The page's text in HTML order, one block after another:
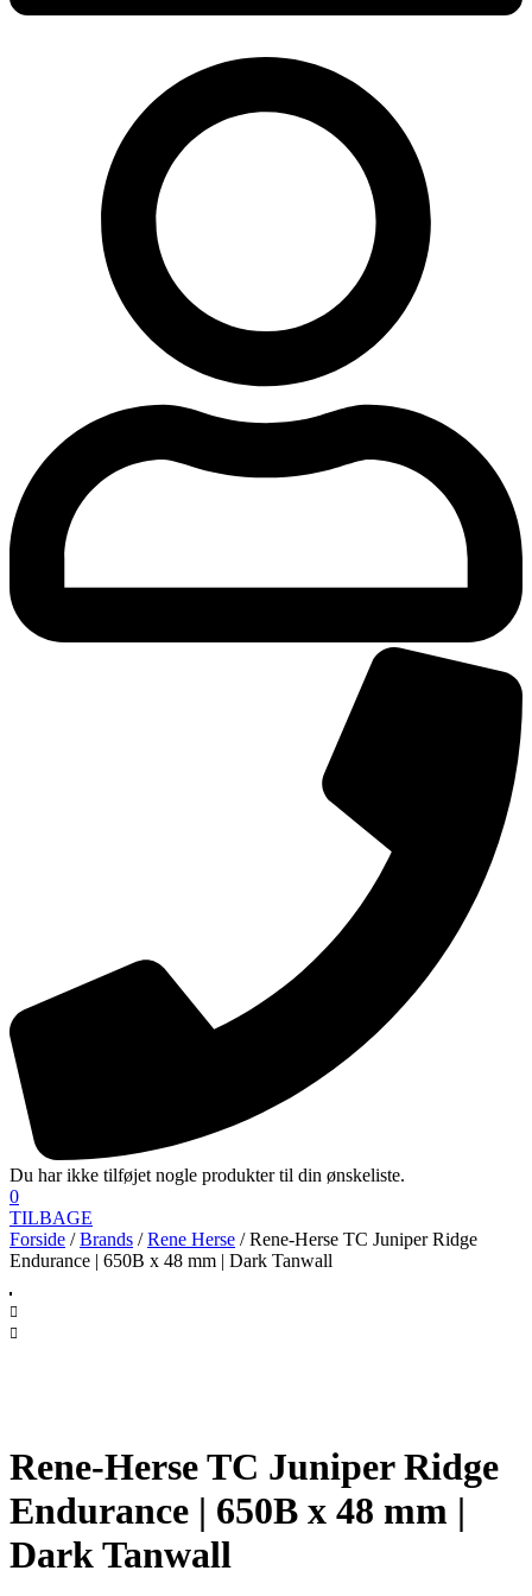
Du har ikke tilføjet nogle produkter til din ønskeliste.
0
TILBAGE
Forside /Brands /Rene Herse / Rene-Herse TC Juniper Ridge
Endurance | 650B x 48 mm | Dark Tanwall
Rene-Herse TC Juniper Ridge
Endurance | 650B x 48 mm |
Dark Tanwall